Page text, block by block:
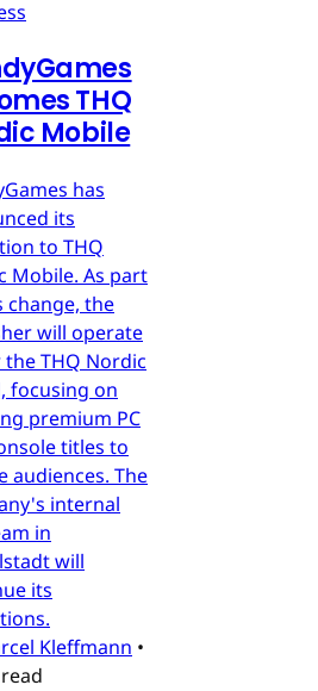
THQ
Mobile
has
its
to THQ
Mobile. As part
change, the
will operate
THQ Nordic
focusing on
premium PC
titles to
audiences. The
internal
in
will
its
Kleffmann •